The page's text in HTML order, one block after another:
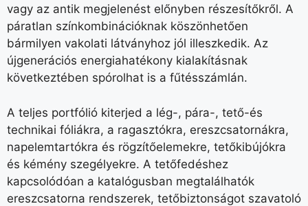
vagy az antik megjelenést előnyben részesítőkről. A
páratlan színkombinációknak köszönhetően
bármilyen vakolati látványhoz jól illeszkedik. Az
újgenerációs energiahatékony kialakításnak
következtében spórolhat is a fűtésszámlán.
A teljes portfólió kiterjed a lég-, pára-, tető-és
technikai fóliákra, a ragasztókra, ereszcsatornákra,
napelemtartókra és rögzítőelemekre, tetőkibújókra
és kémény szegélyekre. A tetőfedéshez
kapcsolódóan a katalógusban megtalálhatók
ereszcsatorna rendszerek, tetőbiztonságot szavatoló